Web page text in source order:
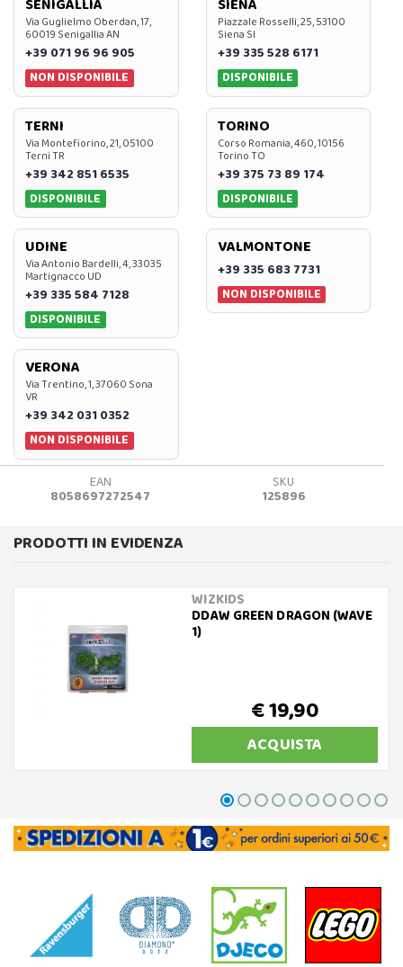
SENIGALLIA
Via Guglielmo Oberdan, 17,
60019 Senigallia AN
+39 071 96 96 905
NON DISPONIBILE
SIENA
Piazzale Rosselli, 25, 53100
Siena SI
+39 335 528 6171
DISPONIBILE
TERNI
Via Montefiorino, 21, 05100
Terni TR
+39 342 851 6535
DISPONIBILE
TORINO
Corso Romania, 460, 10156
Torino TO
+39 375 73 89 174
DISPONIBILE
UDINE
Via Antonio Bardelli, 4, 33035
Martignacco UD
+39 335 584 7128
DISPONIBILE
VALMONTONE
+39 335 683 7731
NON DISPONIBILE
VERONA
Via Trentino, 1, 37060 Sona
VR
+39 342 031 0352
NON DISPONIBILE
EAN
8058697272547
SKU
125896
PRODOTTI IN EVIDENZA
WIZKIDS
DDAW GREEN DRAGON (WAVE
1)
€ 19,90
ACQUISTA